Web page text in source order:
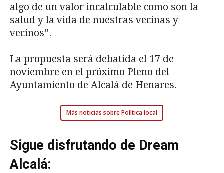
algo de un valor incalculable como son la
salud y la vida de nuestras vecinas y
vecinos”.
La propuesta será debatida el 17 de
noviembre en el próximo Pleno del
Ayuntamiento de Alcalá de Henares.
Más noticias sobre Política local
Sigue disfrutando de Dream
Alcalá: